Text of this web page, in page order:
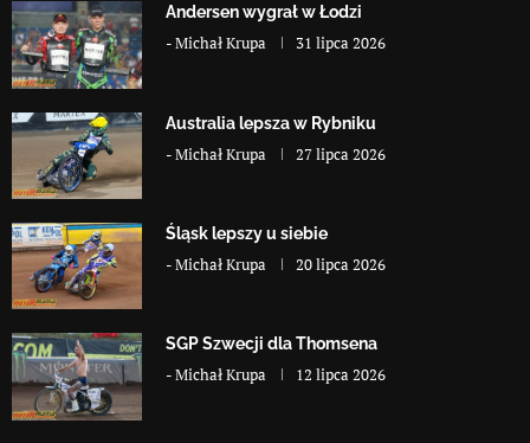
Andersen wygrał w Łodzi
-Michał Krupa 31 lipca 2026
Australia lepsza w Rybniku
-Michał Krupa 27 lipca 2026
Śląsk lepszy u siebie
-Michał Krupa 20 lipca 2026
SGP Szwecji dla Thomsena
-Michał Krupa 12 lipca 2026